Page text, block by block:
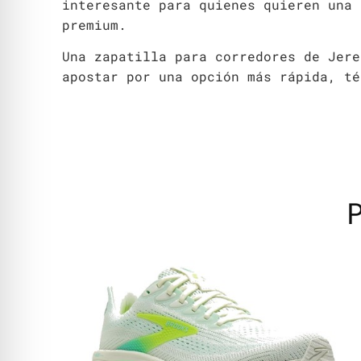
interesante para quienes quieren
premium.
Una zapatilla para corredores de
apostar por una opción más